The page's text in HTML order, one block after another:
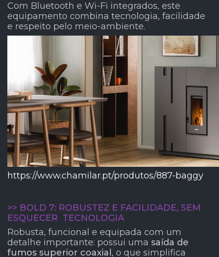
Com Bluetooth e Wi-Fi integrados, este
equipamento combina tecnologia, facilidade
e respeito pelo meio-ambiente.
https://www.chamilar.pt/produtos/887-baggy
>> BOLD 7: ROBUSTEZ E FACILIDADE, SEM
ESQUECER TECNOLOGIA
Robusta, funcional e equipada com um
detalhe importante: possui uma saída de
fumos superior coaxial , o que simplifica